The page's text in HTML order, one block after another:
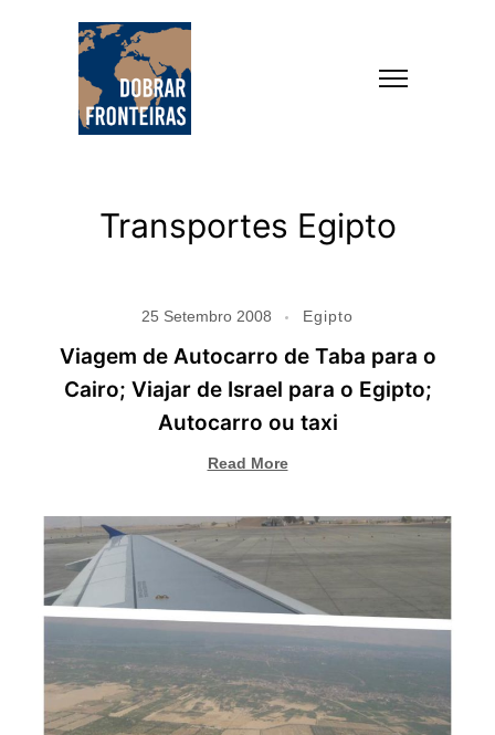
Transportes Egipto
25 Setembro 2008 Egipto
Viagem de Autocarro de Taba para o
Cairo; Viajar de Israel para o Egipto;
Autocarro ou taxi
Read More